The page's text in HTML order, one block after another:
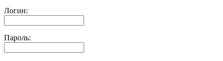
Логин:
Пароль: